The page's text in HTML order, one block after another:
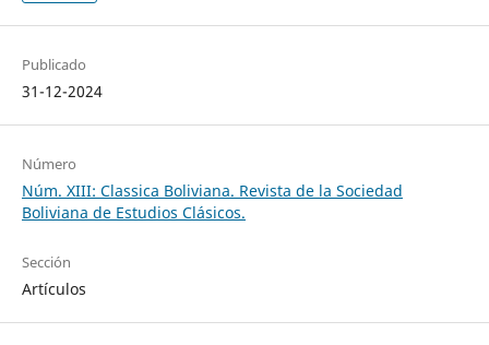
Publicado
31-12-2024
Número
Núm. XIII: Classica Boliviana. Revista de la Sociedad
Boliviana de Estudios Clásicos.
Sección
Artículos